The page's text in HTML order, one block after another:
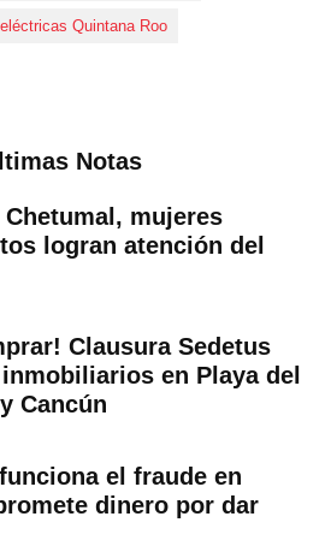
Quintana Roo
Notas
mujeres
logran atención del
Clausura Sedetus
en Playa del
Cancún
el fraude en
dinero por dar